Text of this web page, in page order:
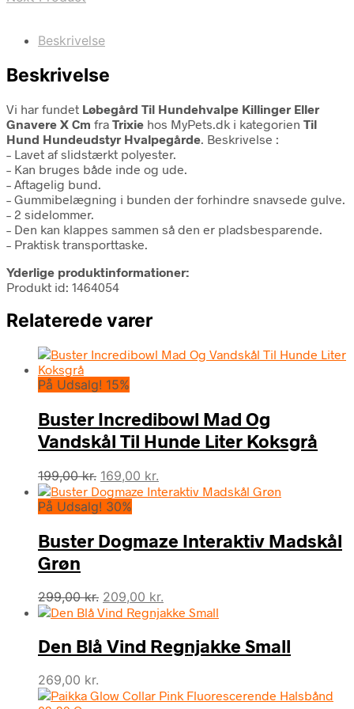
Beskrivelse
Beskrivelse
Vi har fundet Løbegård Til Hundehvalpe Killinger Eller
Gnavere X Cm fra Trixie hos MyPets.dk i kategorien Til
Hund Hundeudstyr Hvalpegårde. Beskrivelse :
– Lavet af slidstærkt polyester.
– Kan bruges både inde og ude.
– Aftagelig bund.
– Gummibelægning i bunden der forhindre snavsede gulve.
– 2 sidelommer.
– Den kan klappes sammen så den er pladsbesparende.
– Praktisk transporttaske.
Yderlige produktinformationer:
Produkt id: 1464054
Relaterede varer
På Udsalg! 15%
Buster Incredibowl Mad Og
Vandskål Til Hunde Liter Koksgrå
199,00kr. Den
oprindelige
pris
199,00 kr..
169,00 kr.
aktuelle
169,00 kr..
På Udsalg! 30%
Buster Dogmaze Interaktiv Madskål
Grøn
299,00kr. Den
oprindelige
var:
299,00 kr..
209,00 kr.
aktuelle
er:
209,00 kr..
Den Blå Vind Regnjakke Small
269,00 kr.